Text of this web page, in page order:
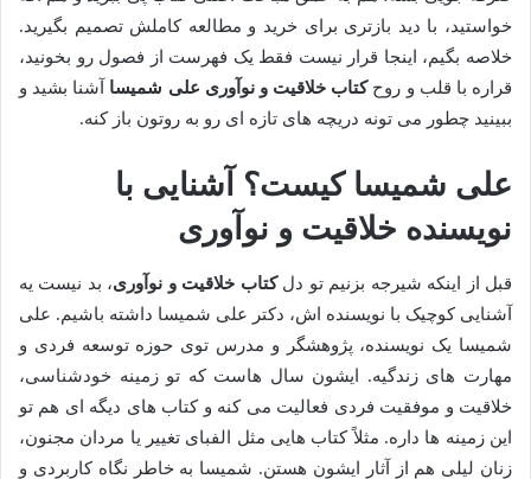
خواستید، با دید بازتری برای خرید و مطالعه کاملش تصمیم بگیرید.
خلاصه بگیم، اینجا قرار نیست فقط یک فهرست از فصول رو بخونید،
قراره با قلب و روحکتاب خلاقیت و نوآوری علی شمیسا آشنا بشید و
ببینید چطور می تونه دریچه های تازه ای رو به روتون باز کنه.
علی شمیسا کیست؟ آشنایی با
نویسنده خلاقیت و نوآوری
قبل از اینکه شیرجه بزنیم تو دلکتاب خلاقیت و نوآوری، بد نیست یه
آشنایی کوچیک با نویسنده اش، دکتر علی شمیسا داشته باشیم. علی
شمیسا یک نویسنده، پژوهشگر و مدرس توی حوزه توسعه فردی و
مهارت های زندگیه. ایشون سال هاست که تو زمینه خودشناسی،
خلاقیت و موفقیت فردی فعالیت می کنه و کتاب های دیگه ای هم تو
این زمینه ها داره. مثلاً کتاب هایی مثل الفبای تغییر یا مردان مجنون،
زنان لیلی هم از آثار ایشون هستن. شمیسا به خاطر نگاه کاربردی و